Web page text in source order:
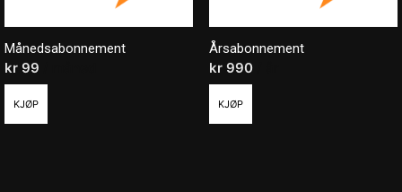
Månedsabonnement
kr 99
KJØP
Årsabonnement
kr990
KJØP